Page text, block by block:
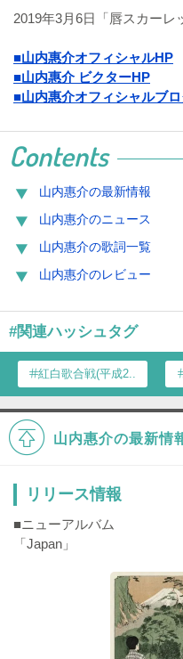
2019年3月6日「唇スカーレ
■山内惠介オフィシャルHP
■山内惠介 ビクターHP
■山内惠介オフィシャルブ
Contents
山内惠介の最新情報
山内惠介のニュース
山内惠介の歌詞一覧
山内惠介のレビュー
#関連ハッシュタグ
紅白歌合戦(平成2...
山内惠介の最新情
リリース情報
■ニューアルバム
「Japan」